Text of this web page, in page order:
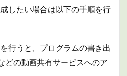
したい場合は以下の手順を行
行うと、プログラムの書き出
どの動画共有サービスへのア